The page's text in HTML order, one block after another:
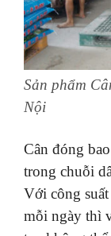
Sản phẩm
Nội
Cân đóng
trong chuỗi
Với công
mỗi ngày thì